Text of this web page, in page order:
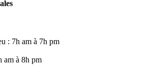
: 7h am à 7h pm
am à 8h pm